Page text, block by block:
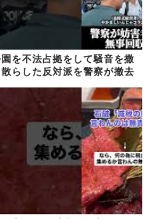
を不法占拠をして騒音を撒
散らした反対派を警察が撤去